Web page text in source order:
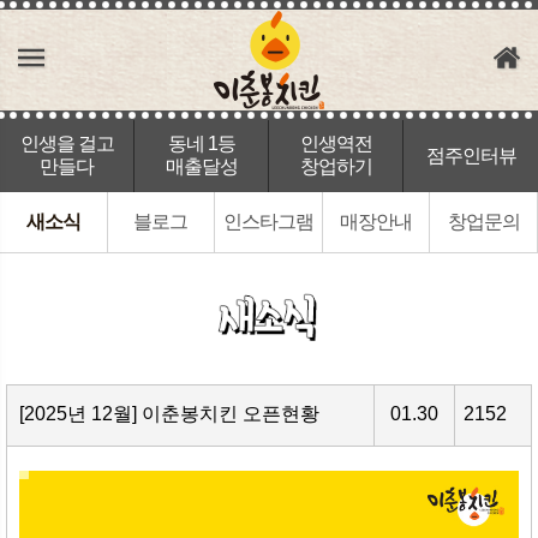
인생을 걸고
만들다
동네 1등
매출달성
인생역전
창업하기
점주인터뷰
새소식 블로그 인스타그램 매장안내 창업문의
[2025년 12월] 이춘봉치킨 오픈현황 01.30 2152